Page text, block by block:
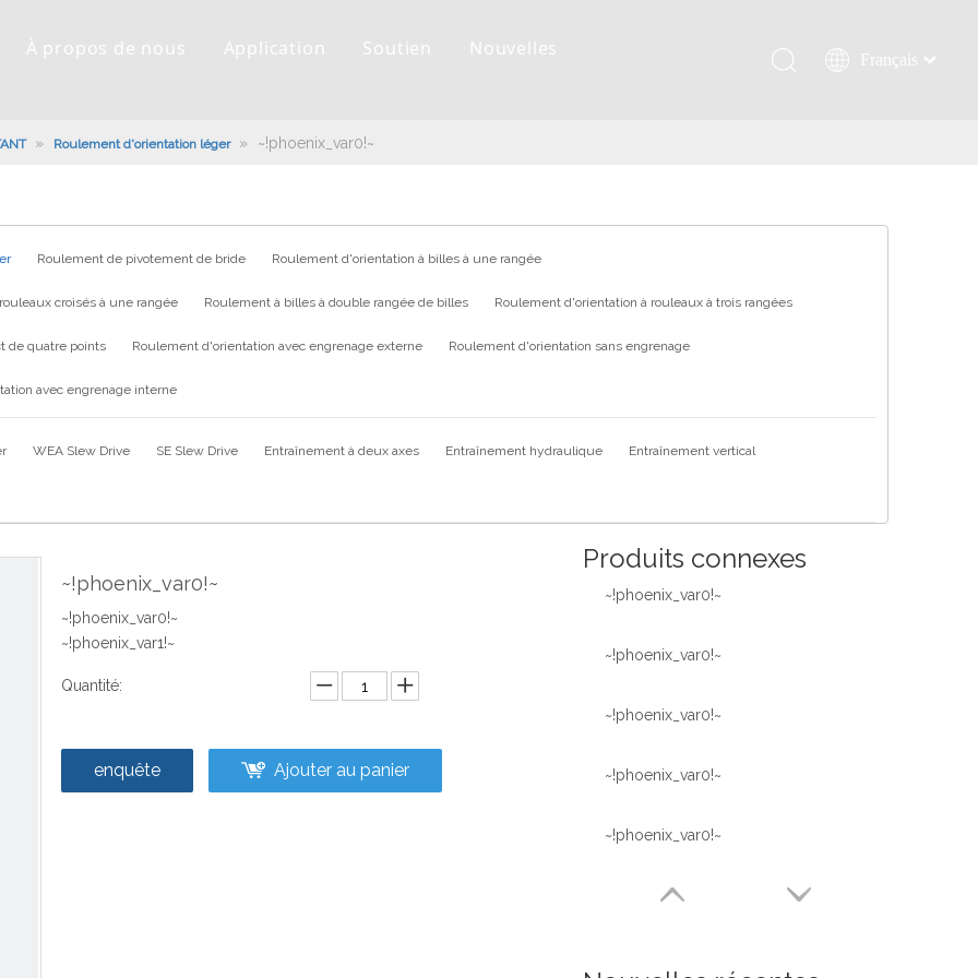
À propos de nous Application Soutien Nouvelles Français
» Roulement d'orientation léger » ~!phoenix_var0!~
Roulement de pivotement de bride Roulement d'orientation à billes à une rangée
croisés à une rangée Roulement à billes à double rangée de billes Roulement d'orientation à rouleaux à trois rangées
de quatre points Roulement d'orientation avec engrenage externe Roulement d'orientation sans engrenage
avec engrenage interne
WEA Slew Drive SE Slew Drive Entraînement à deux axes Entraînement hydraulique Entraînement vertical
~!phoenix_var0!~
~!phoenix_var0!~
~!phoenix_var1!~
Quantité:
enquête Ajouter au panier
Produits connexes
~!phoenix_var0!~
~!phoenix_var0!~
~!phoenix_var0!~
~!phoenix_var0!~
~!phoenix_var0!~